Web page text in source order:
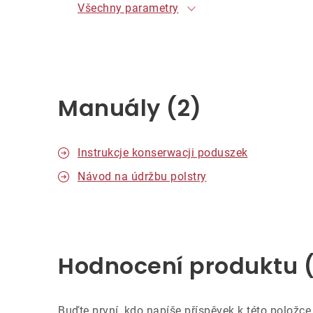
Všechny parametry
Manuály (2)
Instrukcje konserwacji poduszek
Návod na údržbu polstry
Hodnocení produktu